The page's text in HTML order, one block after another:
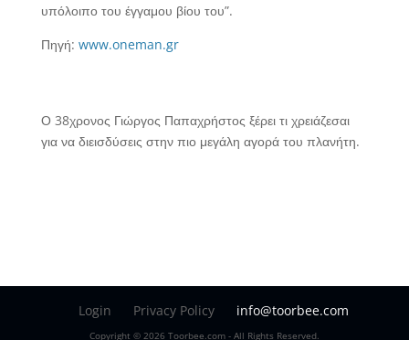
υπόλοιπο του έγγαμου βίου του”.
Πηγή: www.oneman.gr
Ο 38χρονος Γιώργος Παπαχρήστος ξέρει τι χρειάζεσαι
για να διεισδύσεις στην πιο μεγάλη αγορά του πλανήτη.
Login Privacy Policy info@toorbee.com
Copyright © 2026 Toorbee.com - All Rights Reserved.